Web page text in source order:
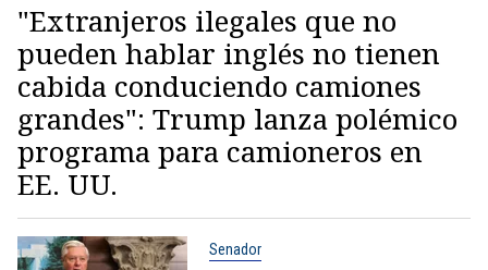
"Extranjeros ilegales que no
pueden hablar inglés no tienen
cabida conduciendo camiones
grandes": Trump lanza polémico
programa para camioneros en
EE. UU.
Senador